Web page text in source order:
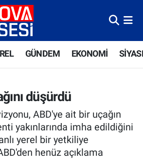
GÜNDEM EKONOMİ
düşürdü
ABD'ye ait bir uçağın
yakınlarında imha edildiğini
yerel bir yetkiliye
henüz açıklama
Eczaneler
Durumu ve Fikstür